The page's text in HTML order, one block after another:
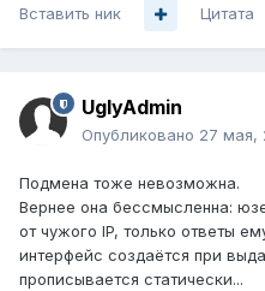
Вставить ник Цитата
UglyAdmin
Опубликовано 27 мая,
Подмена тоже невозможна.
Вернее она бессмысленна:
от чужого IP, только ответы
интерфейс создаётся при
прописывается статически...